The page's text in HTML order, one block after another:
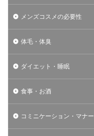
メンズコスメの必要性
体毛・体臭
ダイエット・睡眠
食事・お酒
コミニケーション・マナー